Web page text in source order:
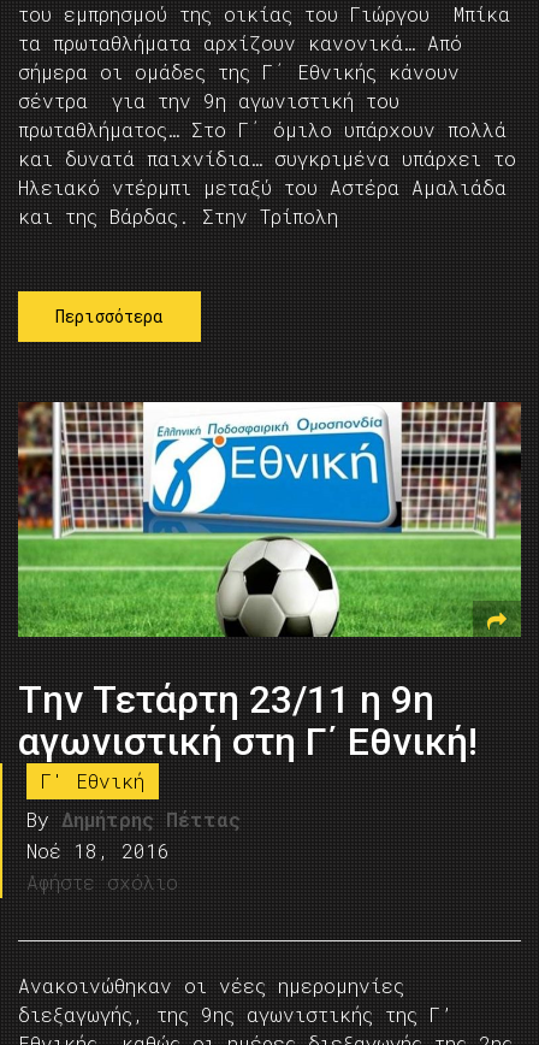
του εμπρησμού της οικίας του Γιώργου Μπίκα
τα πρωταθλήματα αρχίζουν κανονικά… Από
σήμερα οι ομάδες της Γ΄ Εθνικής κάνουν
σέντρα για την 9η αγωνιστική του
πρωταθλήματος… Στο Γ΄ όμιλο υπάρχουν πολλά
και δυνατά παιχνίδια… συγκριμένα υπάρχει το
Ηλειακό ντέρμπι μεταξύ του Αστέρα Αμαλιάδα
και της Βάρδας. Στην Τρίπολη
Περισσότερα
Tην Τετάρτη 23/11 η 9η
αγωνιστική στη Γ΄ Εθνική!
Γ' Εθνική
By Δημήτρης Πέττας
Νοέ 18, 2016
Αφήστε σχόλιο
Ανακοινώθηκαν οι νέες ημερομηνίες
διεξαγωγής, της 9ης αγωνιστικής της Γ’